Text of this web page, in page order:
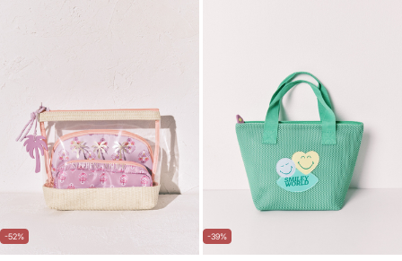
-52% -39%